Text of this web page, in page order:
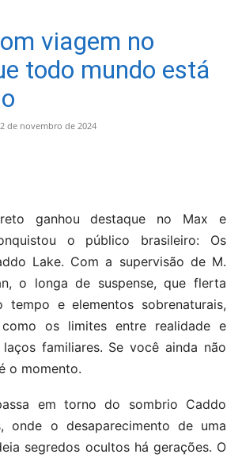
viagem no
todo mundo está
de novembro de 2024
ganhou destaque no Max e
o público brasileiro: Os
Lake. Com a supervisão de M.
o longa de suspense, que flerta
tempo e elementos sobrenaturais,
os limites entre realidade e
familiares. Se você ainda não
o momento.
em torno do sombrio Caddo
onde o desaparecimento de uma
segredos ocultos há gerações. O